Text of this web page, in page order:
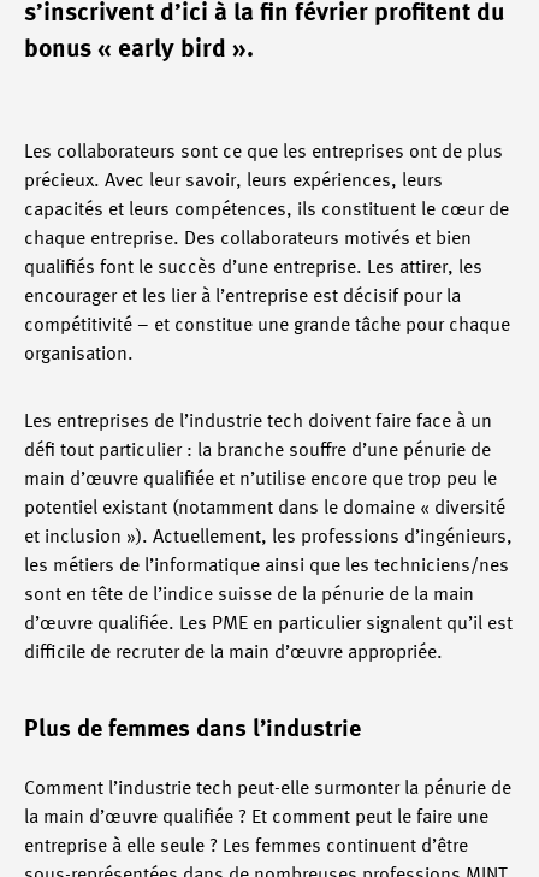
s’inscrivent d’ici à la fin février profitent du
bonus « early bird ».
Les collaborateurs sont ce que les entreprises ont de plus
précieux. Avec leur savoir, leurs expériences, leurs
capacités et leurs compétences, ils constituent le cœur de
chaque entreprise. Des collaborateurs motivés et bien
qualifiés font le succès d’une entreprise. Les attirer, les
encourager et les lier à l’entreprise est décisif pour la
compétitivité – et constitue une grande tâche pour chaque
organisation.
Les entreprises de l’industrie tech doivent faire face à un
défi tout particulier : la branche souffre d’une pénurie de
main d’œuvre qualifiée et n’utilise encore que trop peu le
potentiel existant (notamment dans le domaine « diversité
et inclusion »). Actuellement, les professions d’ingénieurs,
les métiers de l’informatique ainsi que les techniciens/nes
sont en tête de l’indice suisse de la pénurie de la main
d’œuvre qualifiée. Les PME en particulier signalent qu’il est
difficile de recruter de la main d’œuvre appropriée.
Plus de femmes dans l’industrie
Comment l’industrie tech peut-elle surmonter la pénurie de
la main d’œuvre qualifiée ? Et comment peut le faire une
entreprise à elle seule ? Les femmes continuent d’être